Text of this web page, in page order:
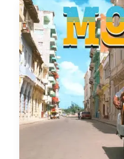
BON攝影
BON插畫
BON旅行